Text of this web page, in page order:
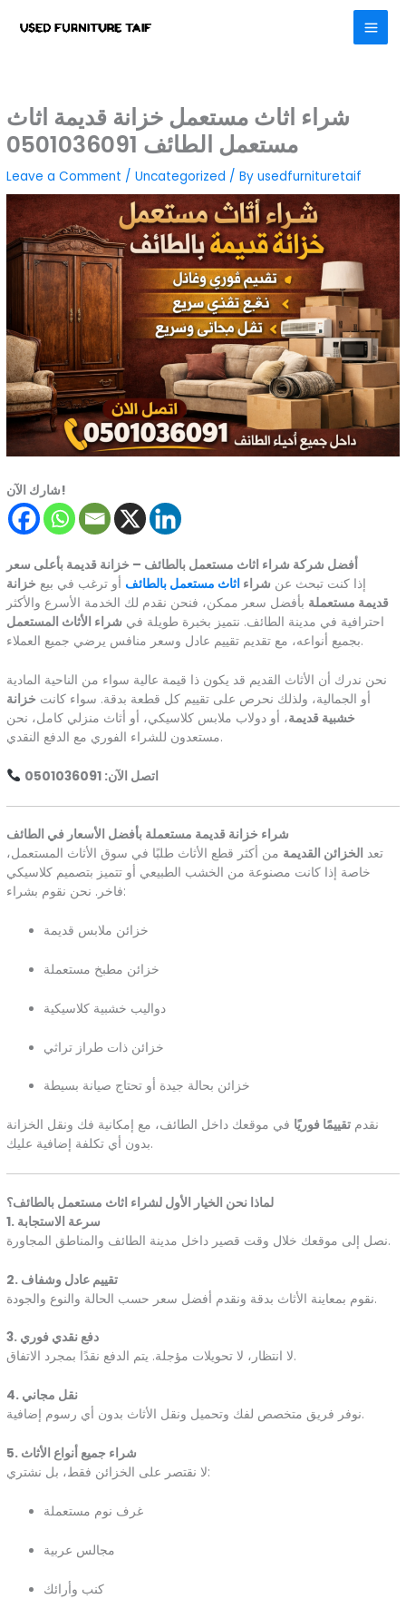
شراء اثاث مستعمل خزانة قديمة اثاث
مستعمل الطائف 0501036091
Leave a Comment /Uncategorized / Byusedfurnituretaif
شارك الآن!
أفضل شركة شراء اثاث مستعمل بالطائف – خزانة قديمة بأعلى سعر
إذا كنت تبحث عن شراء اثاث مستعمل بالطائف أو ترغب في بيع خزانة
قديمة مستعملة بأفضل سعر ممكن، فنحن نقدم لك الخدمة الأسرع والأكثر
احترافية في مدينة الطائف. نتميز بخبرة طويلة في شراء الأثاث المستعمل
بجميع أنواعه، مع تقديم تقييم عادل وسعر منافس يرضي جميع العملاء.
نحن ندرك أن الأثاث القديم قد يكون ذا قيمة عالية سواء من الناحية المادية
أو الجمالية، ولذلك نحرص على تقييم كل قطعة بدقة. سواء كانت خزانة
خشبية قديمة، أو دولاب ملابس كلاسيكي، أو أثاث منزلي كامل، نحن
مستعدون للشراء الفوري مع الدفع النقدي.
اتصل الآن: 0501036091
شراء خزانة قديمة مستعملة بأفضل الأسعار في الطائف
تعد الخزائن القديمة من أكثر قطع الأثاث طلبًا في سوق الأثاث المستعمل،
خاصة إذا كانت مصنوعة من الخشب الطبيعي أو تتميز بتصميم كلاسيكي
فاخر. نحن نقوم بشراء:
خزائن ملابس قديمة
خزائن مطبخ مستعملة
دواليب خشبية كلاسيكية
خزائن ذات طراز تراثي
خزائن بحالة جيدة أو تحتاج صيانة بسيطة
نقدم تقييمًا فوريًا في موقعك داخل الطائف، مع إمكانية فك ونقل الخزانة
بدون أي تكلفة إضافية عليك.
لماذا نحن الخيار الأول لشراء اثاث مستعمل بالطائف؟
1. سرعة الاستجابة
نصل إلى موقعك خلال وقت قصير داخل مدينة الطائف والمناطق المجاورة.
2. تقييم عادل وشفاف
نقوم بمعاينة الأثاث بدقة ونقدم أفضل سعر حسب الحالة والنوع والجودة.
3. دفع نقدي فوري
لا انتظار، لا تحويلات مؤجلة. يتم الدفع نقدًا بمجرد الاتفاق.
4. نقل مجاني
نوفر فريق متخصص لفك وتحميل ونقل الأثاث بدون أي رسوم إضافية.
5. شراء جميع أنواع الأثاث
لا نقتصر على الخزائن فقط، بل نشتري:
غرف نوم مستعملة
مجالس عربية
كنب وأرائك